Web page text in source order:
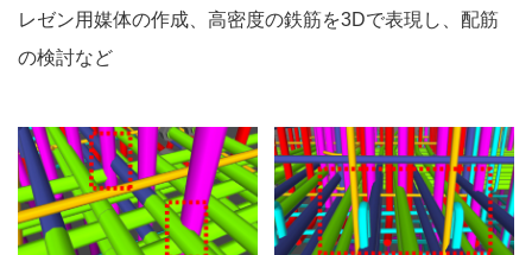
レゼン用媒体の作成、高密度の鉄筋を3Dで表現し、配筋
の検討など